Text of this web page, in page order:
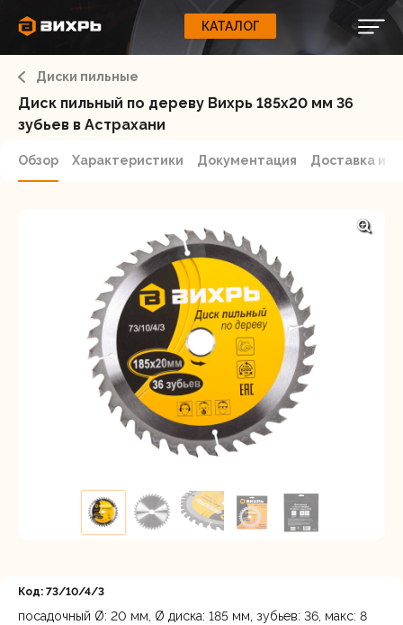
КАТАЛОГ
КАТАЛОГ
Вход
О бренде
Блог
Свернуть
ЭЛЕКТРОИНСТРУМЕНТЫ
ИНСТРУМЕНТ
СЕЛЬХОЗТЕХНИКА
ОБОРУДОВАНИЕ
Диски пильные
Диск пильный по дереву Вихрь 185х20 мм 36
зубьев в Астрахани
Обзор Характеристики Документация Доставка и
Код: 73/10/4/3
посадочный Ø: 20 мм, Ø диска: 185 мм, зубьев: 36, макс: 8
Забыли пароль?
Регистрация
ВАШ ЗАКАЗ
Корзина